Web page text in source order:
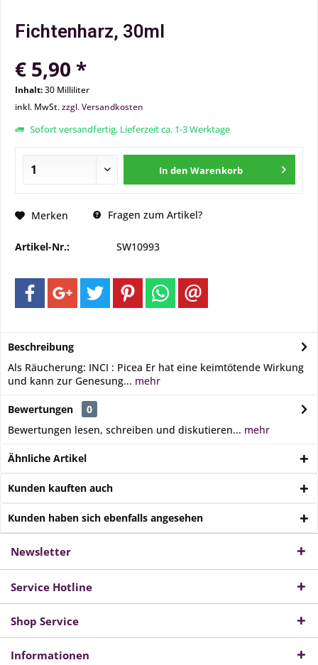
Fichtenharz, 30ml
€ 5,90 *
Inhalt:30 Milliliter
inkl. MwSt.zzgl. Versandkosten
Sofort versandfertig, Lieferzeit ca. 1-3 Werktage
In den Warenkorb
Merken Fragen zum Artikel?
Artikel-Nr.: SW10993
Beschreibung
Als Räucherung: INCI : Picea Er hat eine keimtötende Wirkung
und kann zur Genesung... mehr
Bewertungen
0
Bewertungen lesen, schreiben und diskutieren... mehr
Ähnliche Artikel
Kunden kauften auch
Kunden haben sich ebenfalls angesehen
Newsletter
Service Hotline
Shop Service
Informationen